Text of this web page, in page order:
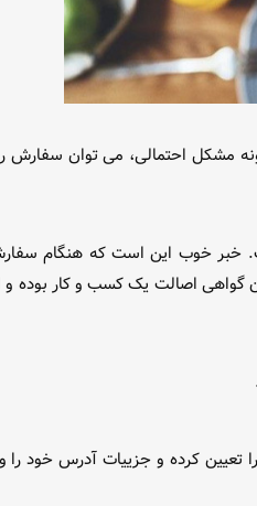
مشکل احتمالی، می توان
خوب این است که هنگام
اصالت یک کسب و کار بوده و
کرده و جزییات آدرس خود را